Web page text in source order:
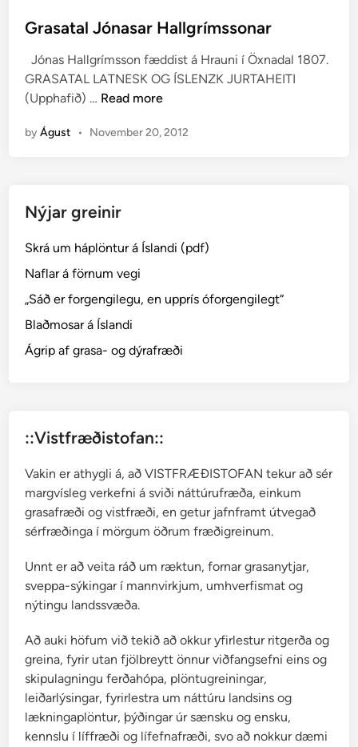
s
e
d
i
Grasatal Jónasar Hallgrímssonar
Jónas Hallgrímsson fæddist á Hrauni í Öxnadal 1807.
GRASATAL LATNESK OG ÍSLENZK JURTAHEITI
(Upphafið) … G
a
a
J
ó
a
s
a
l
r
í
m
s
s
n
r
Read more
byÁgust • November 20, 2012
Nýjar greinir
Skrá um háplöntur á Íslandi (pdf)
Naflar á förnum vegi
„Sáð er forgengilegu, en upprís óforgengilegt“
Blaðmosar á Íslandi
Ágrip af grasa- og dýrafræði
::Vistfræðistofan::
Vakin er athygli á, að VISTFRÆÐISTOFAN tekur að sér
margvísleg verkefni á sviði náttúrufræða, einkum
grasafræði og vistfræði, en getur jafnframt útvegað
sérfræðinga í mörgum öðrum fræðigreinum.
Unnt er að veita ráð um ræktun, fornar grasanytjar,
sveppa-sýkingar í mannvirkjum, umhverfismat og
nýtingu landssvæða.
Að auki höfum við tekið að okkur yfirlestur ritgerða og
greina, fyrir utan fjölbreytt önnur viðfangsefni eins og
skipulagningu ferðahópa, plöntugreiningar,
leiðarlýsingar, fyrirlestra um náttúru landsins og
lækningaplöntur, þýðingar úr sænsku og ensku,
kennslu í líffræði og lífefnafræði, svo að nokkur dæmi